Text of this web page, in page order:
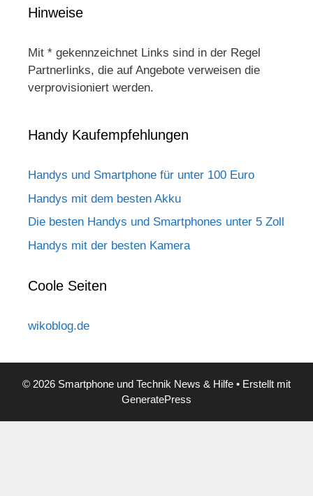
Hinweise
Mit * gekennzeichnet Links sind in der Regel
Partnerlinks, die auf Angebote verweisen die
verprovisioniert werden.
Handy Kaufempfehlungen
Handys und Smartphone für unter 100 Euro
Handys mit dem besten Akku
Die besten Handys und Smartphones unter 5 Zoll
Handys mit der besten Kamera
Coole Seiten
wikoblog.de
© 2026 Smartphone und Technik News & Hilfe • Erstellt mit
GeneratePress